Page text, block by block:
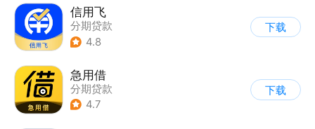
信用飞
分期贷款
4.8
下载
急用借
分期贷款
4.7
下载